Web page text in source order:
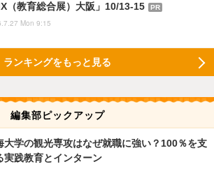
（教育総合展）大阪」10/13-15
PR
Mon 9:15
ランキングをもっと見る
編集部ピックアップ
大学の観光専攻はなぜ就職に強い？100％を支
実践教育とインターン